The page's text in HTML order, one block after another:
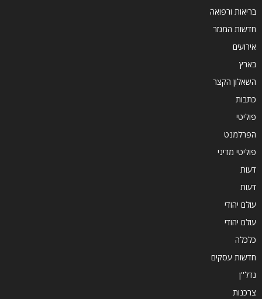
בריאות ורפואה
חדשות המגזר
אירועים
בארץ
השאלון הקצר
כתבות
פוליטי
הפרלמנט
פוליטי מדיני
דעות
דעות
עולם יהודי
עולם יהודי
כלכלה
חדשות עסקים
נדל''ן
צרכנות